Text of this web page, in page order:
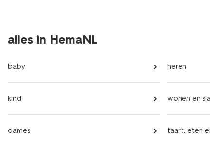
alles in HemaNL
baby
kind
dames
heren
wonen en
taart, eten en